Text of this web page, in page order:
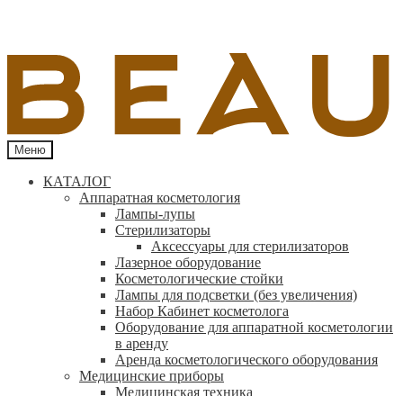
Меню
КАТАЛОГ
Аппаратная косметология
Лампы-лупы
Стерилизаторы
Аксессуары для стерилизаторов
Лазерное оборудование
Косметологические стойки
Лампы для подсветки (без увеличения)
Набор Кабинет косметолога
Оборудование для аппаратной косметологии
в аренду
Аренда косметологического оборудования
Медицинские приборы
Медицинская техника